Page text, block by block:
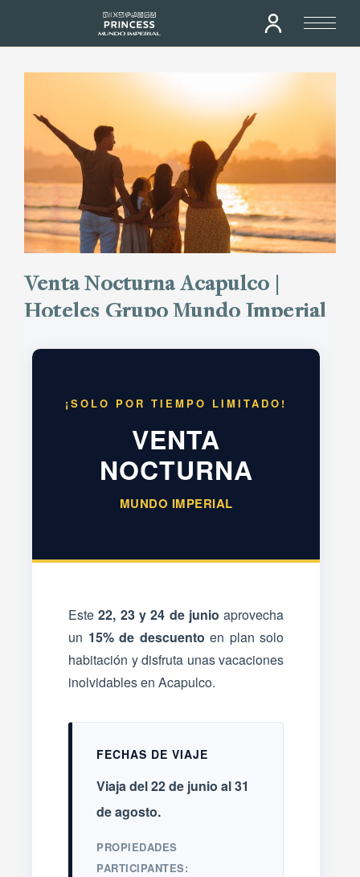
Venta Nocturna Acapulco |
Hoteles Grupo Mundo Imperial
¡SOLO POR TIEMPO LIMITADO!
VENTA
NOCTURNA
MUNDO IMPERIAL
Este22, 23 y 24 de junio aprovecha
un 15% de descuento en plan solo
habitación y disfruta unas vacaciones
inolvidables en Acapulco.
FECHAS DE VIAJE
Viaja del 22 de junio al 31
de agosto.
PROPIEDADES
PARTICIPANTES: